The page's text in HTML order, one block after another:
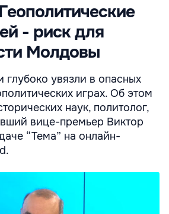
- риск для
Молдовы
глубоко увязли в опасных
играх. Об этом
наук, политолог,
вице-премьер Виктор
“Тема” на онлайн-